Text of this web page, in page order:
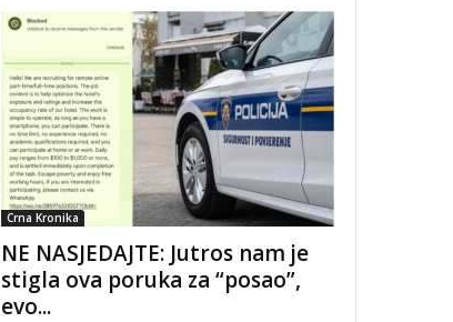
Crna Kronika
NE NASJEDAJTE: Jutros nam je
stigla ova poruka za “posao”,
evo...